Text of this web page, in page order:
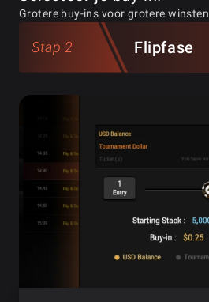
Grotere buy-ins voor grotere winsten
Stap 2 Flipfase